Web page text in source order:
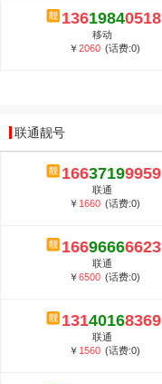
13619840518
移动
￥2060 (话费:0)
联通靓号
16637199959
联通
￥ 1660 (话费:0)
16696666623
联通
￥6500 (话费:0)
13140168369
联通
￥ 1560 (话费:0)